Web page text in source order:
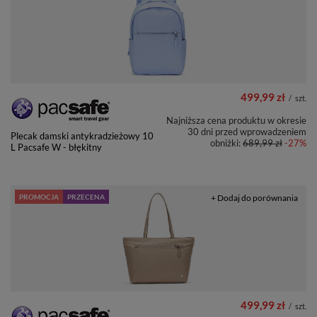
Plecak damski antykradzieżowy 10
L Pacsafe W - błękitny
499,99 zł / szt.
Najniższa cena produktu w okresie
30 dni przed wprowadzeniem
obniżki:689,99 zł-27%
PROMOCJA PRZECENA
499,99 zł / szt.
+ Dodaj do porównania